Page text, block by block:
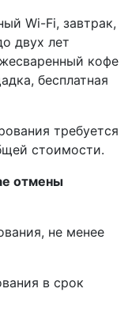
Wi-Fi, завтрак,
двух лет
кофе
бесплатная
требуется
стоимости.
отмены
не менее
в срок